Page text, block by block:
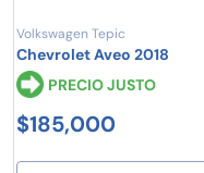
Volkswagen Tepic
Chevrolet Aveo 2018
PRECIO JUSTO
$185,000